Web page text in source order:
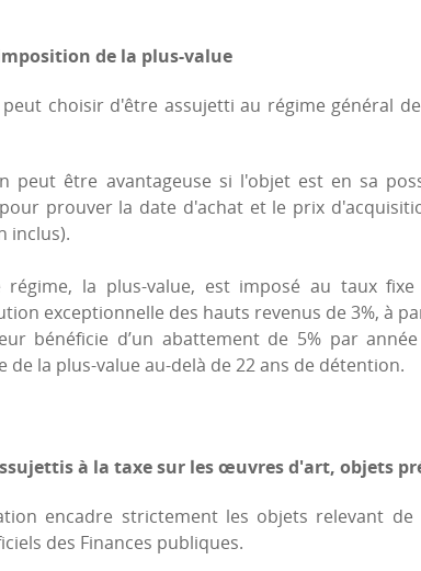
de la plus-value
peut choisir d'être assujetti au régime général
peut être avantageuse si l'objet est en sa
prouver la date d'achat et le prix
inclus).
régime, la plus-value, est imposé au taux
exceptionnelle des hauts revenus de 3%, à
bénéficie d’un abattement de 5% par
de la plus-value au-delà de 22 ans de détention.
à la taxe sur les œuvres d'art, objets
encadre strictement les objets relevant
des Finances publiques.